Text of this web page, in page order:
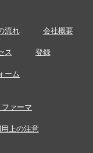
流れ 会社概要
ス 登録
ーム
ァーマ
上の注意